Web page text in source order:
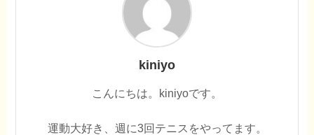
kiniyo
こんにちは。kiniyoです。
運動大好き、週に3回テニスをやってます。